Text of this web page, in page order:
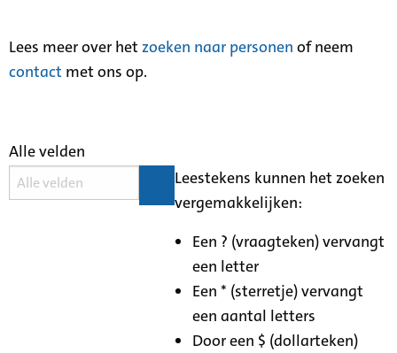
Lees meer over het zoeken naar personen of neem
contact met ons op.
Alle velden
Leestekens kunnen het zoeken
vergemakkelijken:
Een ? (vraagteken) vervangt
een letter
Een * (sterretje) vervangt
een aantal letters
Door een $ (dollarteken)